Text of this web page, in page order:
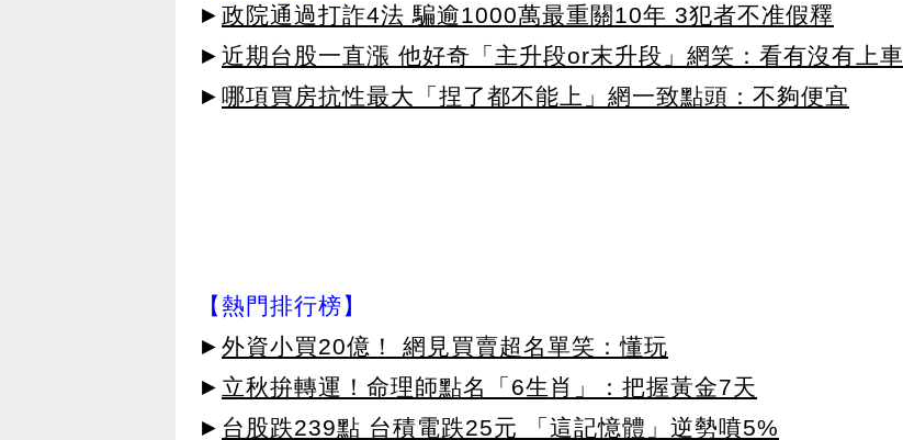
► 政院通過打詐4法 騙逾1000萬最重關10年 3犯者不准假釋
► 近期台股一直漲 他好奇「主升段or末升段」網笑：看有沒有上車
► 哪項買房抗性最大「捏了都不能上」網一致點頭：不夠便宜
【熱門排行榜】
► 外資小買20億！ 網見買賣超名單笑：懂玩
► 立秋拚轉運！命理師點名「6生肖」：把握黃金7天
► 台股跌239點 台積電跌25元 「這記憶體」逆勢噴5%